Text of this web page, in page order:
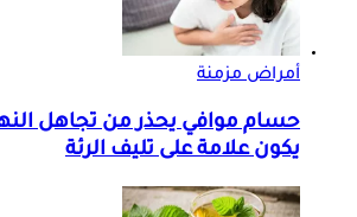
أمراض مزمنة
حسام موافي يحذر من تجاهل
يكون علامة على تليف الرئة